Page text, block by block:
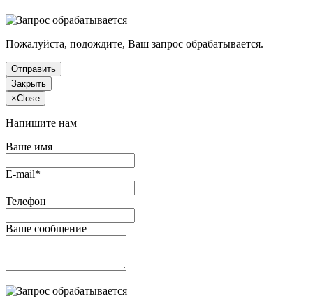
Пожалуйста, подождите, Ваш запрос обрабатывается.
Отправить
Закрыть
×Close
Напишите нам
Ваше имя
E-mail*
Телефон
Ваше сообщение